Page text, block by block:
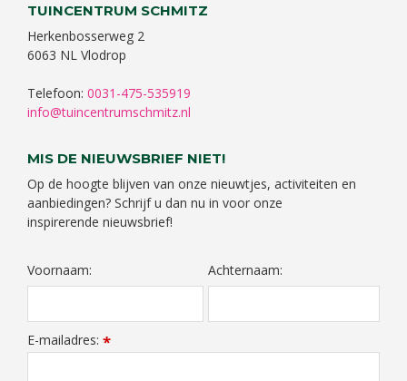
TUINCENTRUM SCHMITZ
Herkenbosserweg 2
6063 NL Vlodrop
Telefoon: 0031-475-535919
info@tuincentrumschmitz.nl
MIS DE NIEUWSBRIEF NIET!
Op de hoogte blijven van onze nieuwtjes, activiteiten en
aanbiedingen? Schrijf u dan nu in voor onze
inspirerende nieuwsbrief!
Voornaam: Achternaam:
E-mailadres: *